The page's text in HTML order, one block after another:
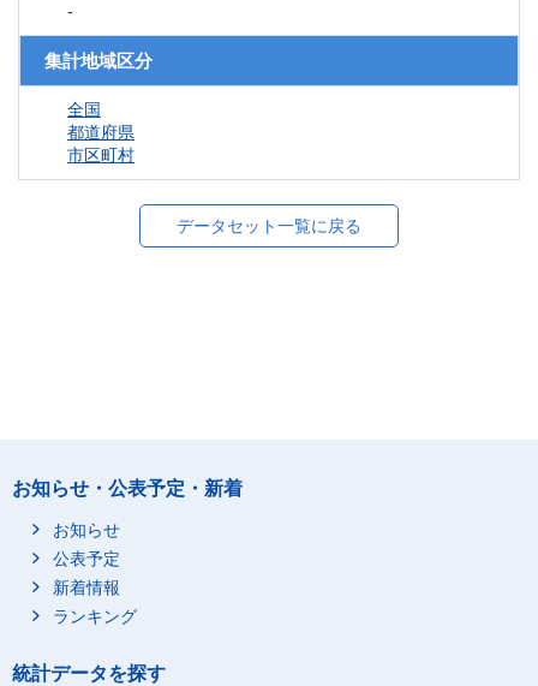
-
集計地域区分
全国
都道府県
市区町村
データセット一覧に戻る
お知らせ・公表予定・新着
お知らせ
公表予定
新着情報
ランキング
統計データを探す